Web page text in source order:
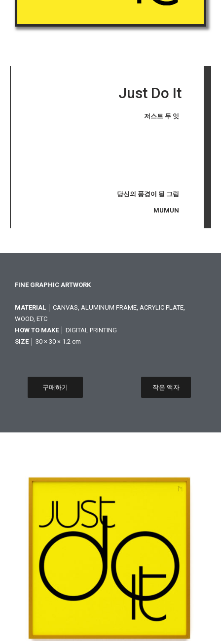
Just Do It
저스트 두 잇
당신의 풍경이 될 그림
MUMUN
FINE GRAPHIC ARTWORK
MATERIAL │ CANVAS, ALUMINUM FRAME, ACRYLIC PLATE,
WOOD, ETC
HOW TO MAKE │ DIGITAL PRINTING
SIZE │ 30 × 30 × 1.2 cm
구매하기 작은 액자